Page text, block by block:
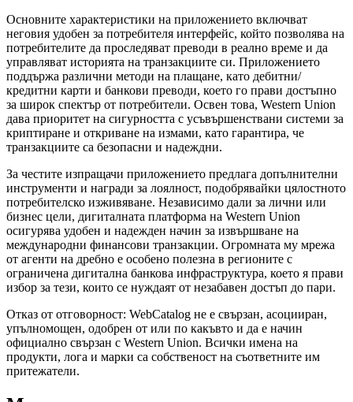
Основните характеристики на приложението включват
неговия удобен за потребителя интерфейс, който позволява на
потребителите да проследяват преводи в реално време и да
управляват историята на транзакциите си. Приложението
поддържа различни методи на плащане, като дебитни/
кредитни карти и банкови преводи, което го прави достъпно
за широк спектър от потребители. Освен това, Western Union
дава приоритет на сигурността с усъвършенствани системи за
криптиране и откриване на измами, като гарантира, че
транзакциите са безопасни и надеждни.
За честите изпращачи приложението предлага допълнителни
инструменти и награди за лоялност, подобрявайки цялостното
потребителско изживяване. Независимо дали за лични или
бизнес цели, дигиталната платформа на Western Union
осигурява удобен и надежден начин за извършване на
международни финансови транзакции. Огромната му мрежа
от агенти на дребно е особено полезна в регионите с
ограничена дигитална банкова инфраструктура, което я прави
избор за тези, които се нуждаят от незабавен достъп до пари.
Отказ от отговорност: WebCatalog не е свързан, асоцииран,
упълномощен, одобрен от или по какъвто и да е начин
официално свързан с Western Union. Всички имена на
продукти, лога и марки са собственост на съответните им
притежатели.